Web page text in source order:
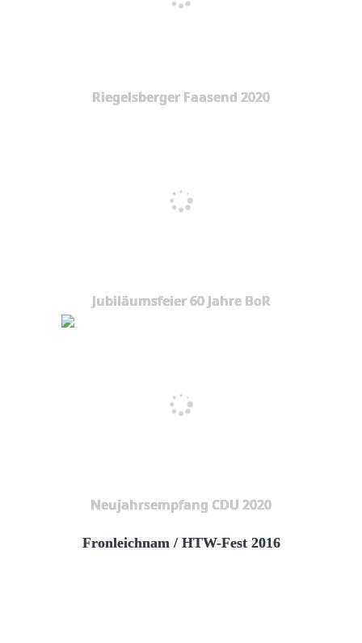
Riegelsberger Faasend 2020
Jubiläumsfeier 60 Jahre BoR
Neujahrsempfang CDU 2020
Fronleichnam / HTW-Fest 2016